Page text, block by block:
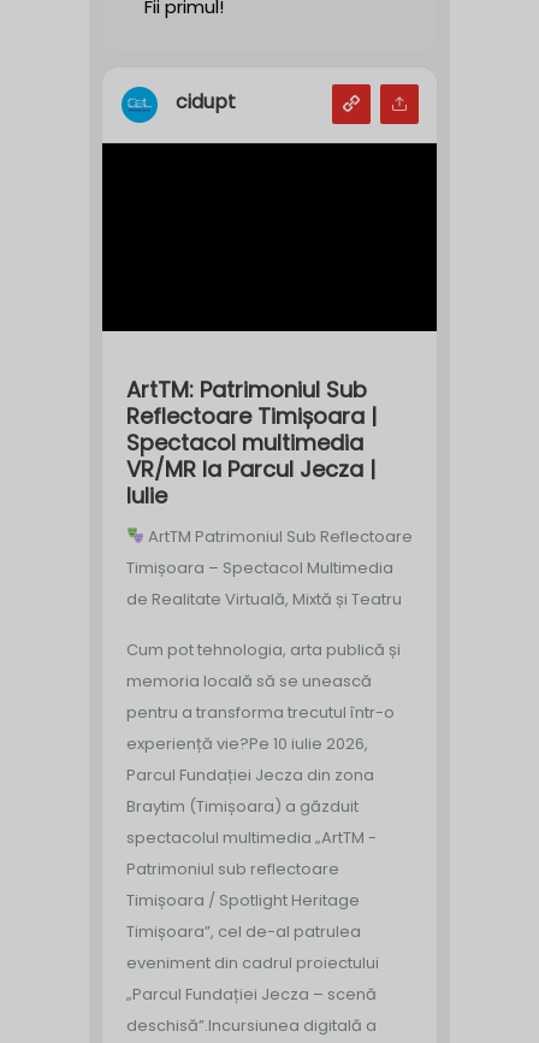
Fii primul!
cidupt
ArtTM: Patrimoniul Sub
Reflectoare Timișoara |
Spectacol multimedia
VR/MR la Parcul Jecza |
Iulie
ArtTM Patrimoniul Sub Reflectoare
Timișoara – Spectacol Multimedia
de Realitate Virtuală, Mixtă și Teatru
Cum pot tehnologia, arta publică și
memoria locală să se unească
pentru a transforma trecutul într-o
experiență vie?Pe 10 iulie 2026,
Parcul Fundației Jecza din zona
Braytim (Timișoara) a găzduit
spectacolul multimedia „ArtTM -
Patrimoniul sub reflectoare
Timișoara / Spotlight Heritage
Timișoara”, cel de-al patrulea
eveniment din cadrul proiectului
„Parcul Fundației Jecza – scenă
deschisă”.Incursiunea digitală a